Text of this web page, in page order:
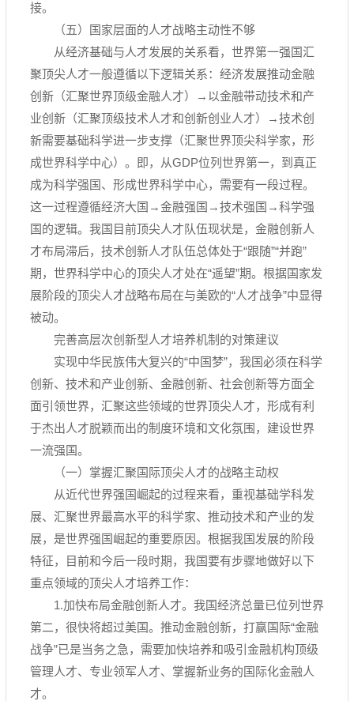
接。
（五）国家层面的人才战略主动性不够
从经济基础与人才发展的关系看，世界第一强国汇
聚顶尖人才一般遵循以下逻辑关系：经济发展推动金融
创新（汇聚世界顶级金融人才）→以金融带动技术和产
业创新（汇聚顶级技术人才和创新创业人才）→技术创
新需要基础科学进一步支撑（汇聚世界顶尖科学家，形
成世界科学中心）。即，从GDP位列世界第一，到真正
成为科学强国、形成世界科学中心，需要有一段过程。
这一过程遵循经济大国→金融强国→技术强国→科学强
国的逻辑。我国目前顶尖人才队伍现状是，金融创新人
才布局滞后，技术创新人才队伍总体处于“跟随”“并跑”
期，世界科学中心的顶尖人才处在“遥望”期。根据国家发
展阶段的顶尖人才战略布局在与美欧的“人才战争”中显得
被动。
完善高层次创新型人才培养机制的对策建议
实现中华民族伟大复兴的“中国梦”，我国必须在科学
创新、技术和产业创新、金融创新、社会创新等方面全
面引领世界，汇聚这些领域的世界顶尖人才，形成有利
于杰出人才脱颖而出的制度环境和文化氛围，建设世界
一流强国。
（一）掌握汇聚国际顶尖人才的战略主动权
从近代世界强国崛起的过程来看，重视基础学科发
展、汇聚世界最高水平的科学家、推动技术和产业的发
展，是世界强国崛起的重要原因。根据我国发展的阶段
特征，目前和今后一段时期，我国要有步骤地做好以下
重点领域的顶尖人才培养工作：
1.加快布局金融创新人才。我国经济总量已位列世界
第二，很快将超过美国。推动金融创新，打赢国际“金融
战争”已是当务之急，需要加快培养和吸引金融机构顶级
管理人才、专业领军人才、掌握新业务的国际化金融人
才。